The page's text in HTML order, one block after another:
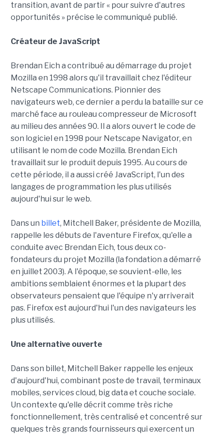
transition, avant de partir « pour suivre d'autres
opportunités » précise le communiqué publié.
Créateur de JavaScript
Brendan Eich a contribué au démarrage du projet
Mozilla en 1998 alors qu'il travaillait chez l'éditeur
Netscape Communications. Pionnier des
navigateurs web, ce dernier a perdu la bataille sur ce
marché face au rouleau compresseur de Microsoft
au milieu des années 90. Il a alors ouvert le code de
son logiciel en 1998 pour Netscape Navigator, en
utilisant le nom de code Mozilla. Brendan Eich
travaillait sur le produit depuis 1995. Au cours de
cette période, il a aussi créé JavaScript, l'un des
langages de programmation les plus utilisés
aujourd'hui sur le web.
Dans un billet, Mitchell Baker, présidente de Mozilla,
rappelle les débuts de l'aventure Firefox, qu'elle a
conduite avec Brendan Eich, tous deux co-
fondateurs du projet Mozilla (la fondation a démarré
en juillet 2003). A l'époque, se souvient-elle, les
ambitions semblaient énormes et la plupart des
observateurs pensaient que l'équipe n'y arriverait
pas. Firefox est aujourd'hui l'un des navigateurs les
plus utilisés.
Une alternative ouverte
Dans son billet, Mitchell Baker rappelle les enjeux
d'aujourd'hui, combinant poste de travail, terminaux
mobiles, services cloud, big data et couche sociale.
Un contexte qu'elle décrit comme très riche
fonctionnellement, très centralisé et concentré sur
quelques très grands fournisseurs qui exercent un